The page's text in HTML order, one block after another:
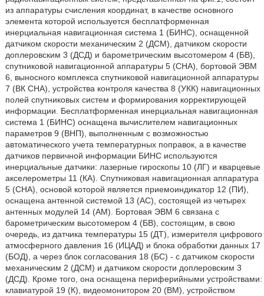
из аппаратуры счисления координат, в качестве основного
элемента которой используется бесплатформенная
инерциальная навигационная система 1 (БИНС), оснащенной
датчиком скорости механическим 2 (ДСМ), датчиком скорости
доплеровским 3 (ДСД) и барометрическим высотомером 4 (БВ),
спутниковой навигационной аппаратуры 5 (СНА), бортовой ЭВМ
6, выносного комплекса спутниковой навигационной аппаратуры
7 (ВК СНА), устройства контроля качества 8 (УКК) навигационных
полей спутниковых систем и формирования корректирующей
информации. Бесплатформенная инерциальная навигационная
система 1 (БИНС) оснащена вычислителем навигационных
параметров 9 (ВНП), выполненным с возможностью
автоматического учета температурных поправок, а в качестве
датчиков первичной информации БИНС используются
инерциальные датчики: лазерные гироскопы 10 (ЛГ) и кварцевые
акселерометры 11 (КА). Спутниковая навигационная аппаратура
5 (СНА), основой которой является приемоиндикатор 12 (ПИ),
оснащена антенной системой 13 (АС), состоящей из четырех
антенных модулей 14 (AM). Бортовая ЭВМ 6 связана с
барометрическим высотомером 4 (БВ), состоящим, в свою
очередь, из датчика температуры 15 (ДТ), измерителя цифрового
атмосферного давления 16 (ИЦАД) и блока обработки данных 17
(БОД), а через блок согласования 18 (БС) - с датчиком скорости
механическим 2 (ДСМ) и датчиком скорости доплеровским 3
(ДСД). Кроме того, она оснащена периферийными устройствами:
клавиатурой 19 (К), видеомонитором 20 (ВМ), устройством